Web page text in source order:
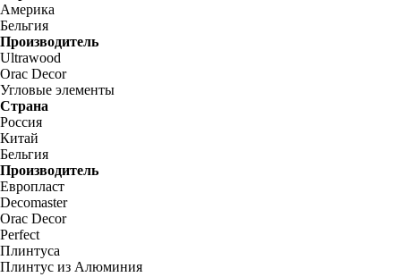
Америка
Бельгия
Производитель
Ultrawood
Orac Decor
Угловые элементы
Страна
Россия
Китай
Бельгия
Производитель
Европласт
Decomaster
Orac Decor
Perfect
Плинтуса
Плинтус из Алюминия